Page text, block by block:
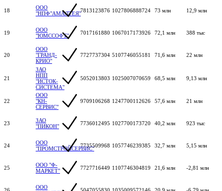
18
ООО
"НПФ"АМАЛТЕЯ"7813123876 1027806888724 73 млн 12,9 млн
19
ООО
"ЮМССОФТ"
7017161880 1067017173926 72,1 млн 388 тыс
20
ООО
"ГРАНД-
КРИО"
7727737304 5107746055181 71,6 млн 22 млн
21
ЗАО
НПП
"ИСТОК-
СИСТЕМА"
5052013803 1025007070659 68,5 млн 9,13 млн
22
ООО
"КН-
СЕРВИС"
9709106268 1247700112626 57,6 млн 21 млн
23
ЗАО
"ПИКОН"
7736012495 1027700173720 40,2 млн 923 тыс
24
ООО
"ПРОМСТРОЙСЕРВИС"7735509968 1057746239385 32,7 млн 5,15 млн
25
ООО "Ф-
МАРКЕТ"
7727716449 1107746304819 21,6 млн -2,81 млн
ООО